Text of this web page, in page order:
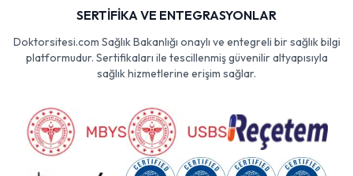
SERTİFİKA VE ENTEGRASYONLAR
Doktorsitesi.com Sağlık Bakanlığı onaylı ve entegreli bir sağlık bilgi
platformudur. Sertifikaları ile tescillenmiş güvenilir altyapısıyla
sağlık hizmetlerine erişim sağlar.